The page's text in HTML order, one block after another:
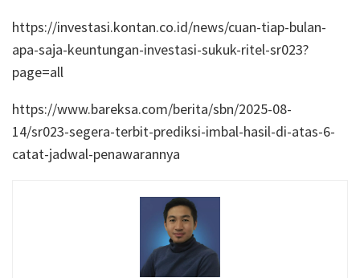
https://investasi.kontan.co.id/news/cuan-tiap-bulan-
apa-saja-keuntungan-investasi-sukuk-ritel-sr023?
page=all
https://www.bareksa.com/berita/sbn/2025-08-
14/sr023-segera-terbit-prediksi-imbal-hasil-di-atas-6-
catat-jadwal-penawarannya